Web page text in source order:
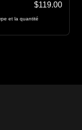
$119.00
et la quantité